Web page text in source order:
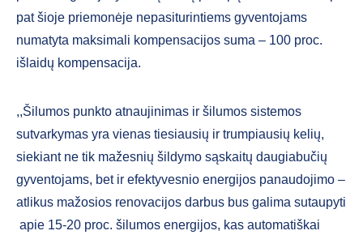
pat šioje priemonėje nepasiturintiems gyventojams
numatyta maksimali kompensacijos suma – 100 proc.
išlaidų kompensacija.
,,Šilumos punkto atnaujinimas ir šilumos sistemos
sutvarkymas yra vienas tiesiausių ir trumpiausių kelių,
siekiant ne tik mažesnių šildymo sąskaitų daugiabučių
gyventojams, bet ir efektyvesnio energijos panaudojimo –
atlikus mažosios renovacijos darbus bus galima sutaupyti
apie 15-20 proc. šilumos energijos, kas automatiškai